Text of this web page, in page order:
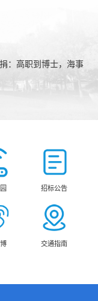
：高职到博士，海事
招标公告
交通指南